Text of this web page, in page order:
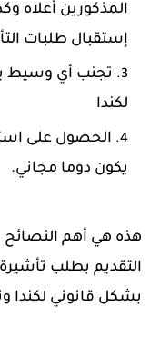
المذكورين أعلاه
إستقبال طلبات
تجنب أي وسيط
لكندا
الحصول على
يكون دوما مجاني.
هذه هي أهم النصائح
التقديم بطلب
بشكل قانوني لكندا